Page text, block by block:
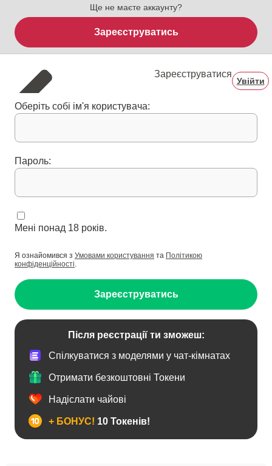
Ще не маєте аккаунту?
Зареєструватись
Зареєструватися
Увійти
Оберіть собі ім'я користувача:
Пароль:
Мені понад 18 років.
Я ознайомився з Умовами користування та Політикою
конфіденційності.
Зареєструватись
Після реєстрації ти зможеш:
Спілкуватися з моделями у чат-кімнатах
Отримати безкоштовні Токени
Надіслати чайові
+ БОНУС! 10 Токенів!